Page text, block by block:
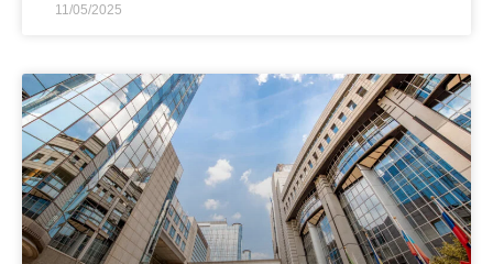
11/05/2025